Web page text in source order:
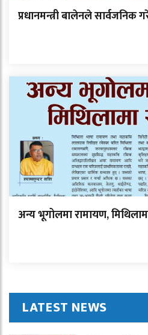
प्रधानमन्त्री बालेनले सार्वजनिक
अन्य भूगोलमा रामायण,
LATEST NEWS